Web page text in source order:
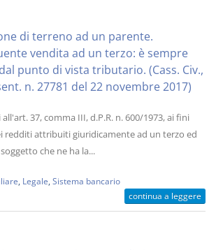
di terreno ad un parente.
vendita ad un terzo: è sempre
punto di vista tributario. (Cass. Civ.,
n. 27781 del 22 novembre 2017)
37, comma III, d.P.R. n. 600/1973, ai fini
redditi attribuiti giuridicamente ad un terzo ed
che ne ha la...
Legale Sistema bancario
continua a leggere